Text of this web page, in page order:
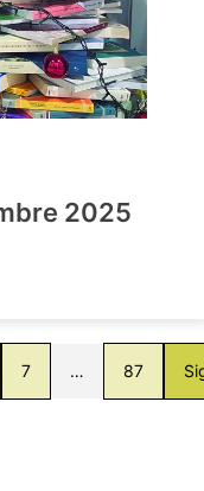
2025
7 … 87